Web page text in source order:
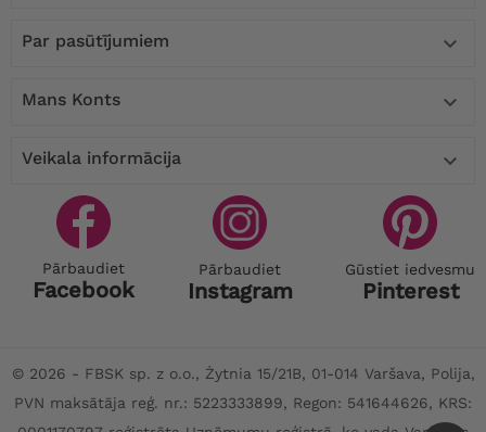
Par pasūtījumiem 
Mans Konts 
Veikala informācija 
Pārbaudiet
Facebook
Pārbaudiet
Instagram
Gūstiet iedvesmu
Pinterest
© 2026 - FBSK sp. z o.o., Żytnia 15/21B, 01-014 Varšava, Polija,
PVN maksātāja reģ. nr.: 5223333899, Regon: 541644626, KRS: